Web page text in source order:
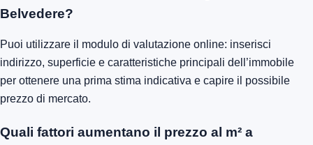
Belvedere?
Puoi utilizzare il modulo di valutazione online: inserisci
indirizzo, superficie e caratteristiche principali dell’immobile
per ottenere una prima stima indicativa e capire il possibile
prezzo di mercato.
Quali fattori aumentano il prezzo al m² a